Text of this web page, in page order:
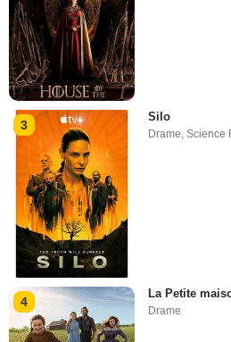
3
Silo
Drame,Science
4
La Petite
Drame